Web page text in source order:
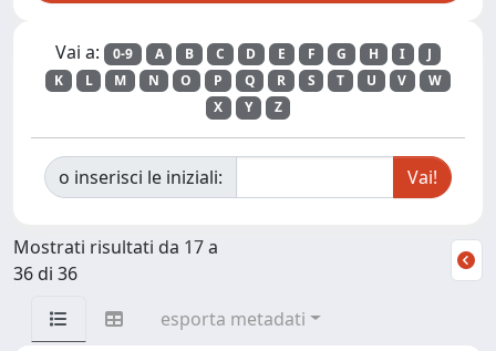
Vai a: 0-9 A B C D E F G H I
J
K
L M N O P Q R S T U V
W
X
Y Z
o inserisci le iniziali:
Mostrati risultati da 17 a
36 di 36
esporta metadati